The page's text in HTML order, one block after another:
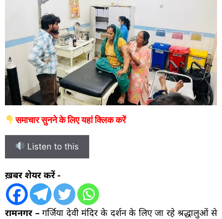
समाचार सुनने के लिए यहां क्लिक करें
Listen to this
ख़बर शेयर करें -
रामनगर –गर्जिया देवी मंदिर के दर्शन के लिए जा रहे श्रद्धालुओं से